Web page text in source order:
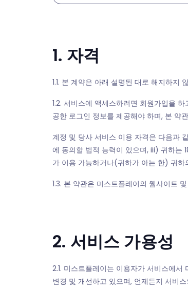
1. 자격
1.1. 본 계약은 아래 설명된 대로 해지하
1.2. 서비스에 액세스하려면 회원가입을
공한 로그인 정보를 제공해야 하며, 본 약
계정 및 당사 서비스 이용 자격은 다음과
에 동의할 법적 능력이 있으며, iii) 귀하는
가 이용 가능하거나(귀하가 아는 한) 귀
1.3. 본 약관은 미스트플레이의 웹사이트
2. 서비스 가용성
2.1. 미스트플레이는 이용자가 서비스에
변경 및 개선하고 있으며, 언제든지 서비